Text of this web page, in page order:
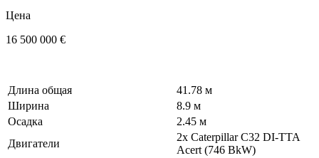
Цена
16 500 000 €
Длина общая
41.78 м
Ширина
8.9 м
Осадка
2.45 м
Двигатели
2x Caterpillar C32 DI-TTA
Acert (746 BkW)